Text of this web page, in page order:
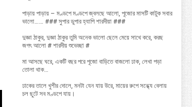
পাড়ায় পাড়ায় – মণ্ডপে মণ্ডপে জ্বলছে আলো, পূজোর মাসটি কাটুক সবার
ভালো…… ### সুপার ডুপার হ্যাপি শারদীয়া ###
দুজ্ঞা ঠাকুর, দুজ্ঞা ঠাকুর তুমি অনেক ভালো ছেলে মেয়ে সাথে করে, করছ
জগৎ আলো # শারদীয় শুভেচ্ছা #
মা আসছে ঘরে, একটি বছর পরে পূজো বাড়িতে বাজলো ঢাক, লেখা পড়া
তোলা থাক…
ঢাকের তালে খুশীর দোলে, মনটা যেন যায় উরে, মায়ের রুপে সন্ধ্যে বেলায়
চল ছুটে সব মণ্ডপে যায়।